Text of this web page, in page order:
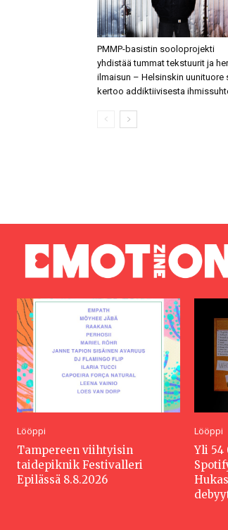
PMMP-basistin sooloprojekti
yhdistää tummat tekstuurit ja
ilmaisun – Helsinskin uunituore
kertoo addiktiivisesta
Lööppi
Tampereen viihtyisin
taidepiknik Festivalleri
Epilässä 8.8.2026
Lööppi
Yli 54